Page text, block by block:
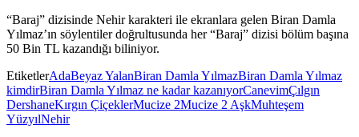
“Baraj” dizisinde Nehir karakteri ile ekranlara gelen Biran Damla
Yılmaz’ın söylentiler doğrultusunda her “Baraj” dizisi bölüm başına
50 Bin TL kazandığı biliniyor.
EtiketlerAdaBeyaz YalanBiran Damla YılmazBiran Damla Yılmaz
kimdirBiran Damla Yılmaz ne kadar kazanıyorCanevimÇılgın
DershaneKırgın ÇiçeklerMucize 2Mucize 2 AşkMuhteşem
YüzyılNehir